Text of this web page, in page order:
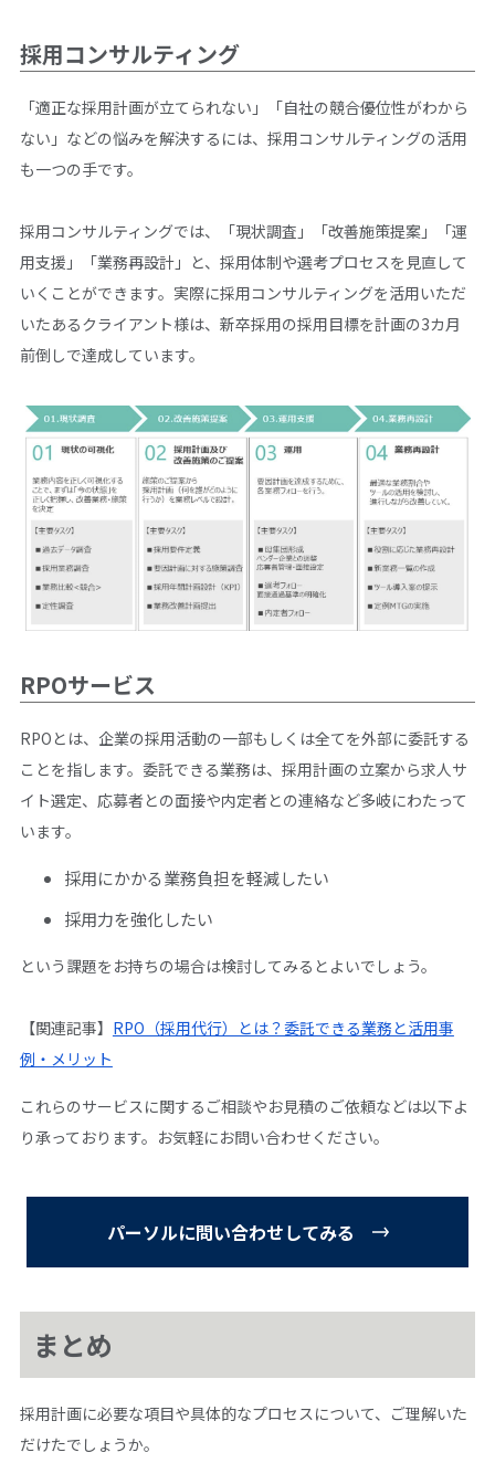
採用コンサルティング
「適正な採用計画が立てられない」「自社の競合優位性がわから
ない」などの悩みを解決するには、採用コンサルティングの活用
も一つの手です。
採用コンサルティングでは、「現状調査」「改善施策提案」「運
用支援」「業務再設計」と、採用体制や選考プロセスを見直して
いくことができます。実際に採用コンサルティングを活用いただ
いたあるクライアント様は、新卒採用の採用目標を計画の3カ月
前倒しで達成しています。
RPOサービス
RPOとは、企業の採用活動の一部もしくは全てを外部に委託する
ことを指します。委託できる業務は、採用計画の立案から求人サ
イト選定、応募者との面接や内定者との連絡など多岐にわたって
います。
採用にかかる業務負担を軽減したい
採用力を強化したい
という課題をお持ちの場合は検討してみるとよいでしょう。
【関連記事】 RPO（採用代行）とは？委託できる業務と活用事
例・メリット
これらのサービスに関するご相談やお見積のご依頼などは以下よ
り承っております。お気軽にお問い合わせください。
パーソルに問い合わせしてみる
まとめ
採用計画に必要な項目や具体的なプロセスについて、ご理解いた
だけたでしょうか。